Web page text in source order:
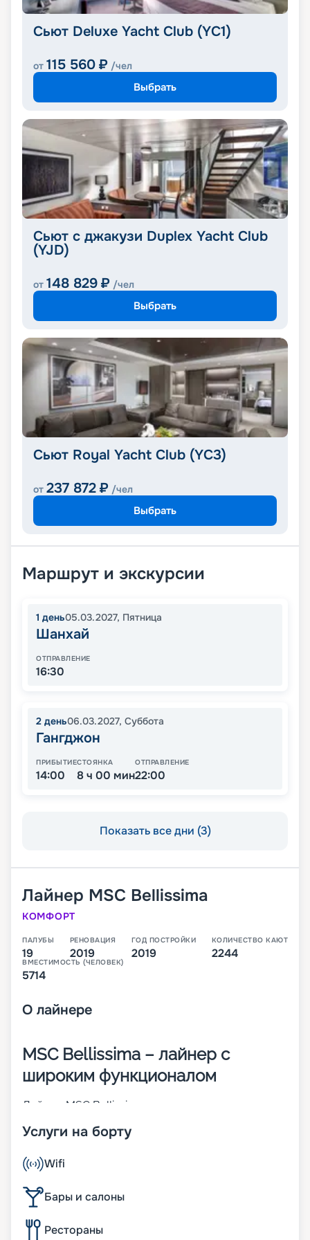
Сьют Deluxe Yacht Club (YC1)
от 115 560 ₽ /чел
Выбрать
Сьют с джакузи Duplex Yacht Club
(YJD)
от 148 829 ₽ /чел
Выбрать
Сьют Royal Yacht Club (YC3)
от 237 872 ₽ /чел
Выбрать
Маршрут и экскурсии
1 день05.03.2027, Пятница
Шанхай
ОТПРАВЛЕНИЕ
16:30
2 день06.03.2027, Суббота
Гангджон
ПРИБЫТИЕ
14:00
СТОЯНКА
8 ч 00 мин
ОТПРАВЛЕНИЕ
22:00
Показать все дни (3)
Лайнер MSC Bellissima
КОМФОРТ
ПАЛУБЫ
19
РЕНОВАЦИЯ
2019
ГОД ПОСТРОЙКИ
2019
КОЛИЧЕСТВО КАЮТ
2244
ВМЕСТИМОСТЬ (ЧЕЛОВЕК)
5714
О лайнере
MSC Bellissima – лайнер с
широким функционалом
Лайнер MSC Bellissima – судно с расширенным
году. Специально разработанные технологии
максимально простыми. Отдыхающим
предлагается приложение, с помощью которого
легко планировать свой день. На корабле может
одновременно находиться до 5 714 человек. Для
их размещения предлагаются 2 244 каюты разных
видов. Другие характеристики лайнера:
Услуги на борту
Wifi
Бары и салоны
Рестораны